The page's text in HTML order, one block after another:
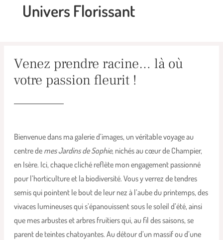
Univers Florissant
Venez prendre racine… là où
votre passion fleurit !
Bienvenue dans ma galerie d’images, un véritable voyage au
centre de mes Jardins de Sophie, nichés au cœur de Champier,
en Isère. Ici, chaque cliché reflète mon engagement passionné
pour l’horticulture et la biodiversité. Vous y verrez de tendres
semis qui pointent le bout de leur nez à l’aube du printemps, des
vivaces lumineuses qui s’épanouissent sous le soleil d’été, ainsi
que mes arbustes et arbres fruitiers qui, au fil des saisons, se
parent de teintes chatoyantes. Au détour d’un massif ou d’une